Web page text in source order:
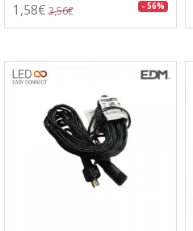
1,58€ 3,56€ - 56%